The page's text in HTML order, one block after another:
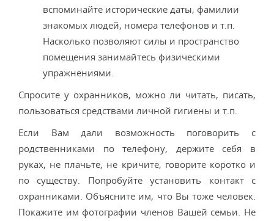
вспоминайте исторические даты, фамилии
знакомых людей, номера телефонов и т.п.
Насколько позволяют силы и пространство
помещения занимайтесь физическими
упражнениями.
Спросите у охранников, можно ли читать, писать,
пользоваться средствами личной гигиены и т.п.
Если Вам дали возможность поговорить с
родственниками по телефону, держите себя в
руках, не плачьте, не кричите, говорите коротко и
по существу. Попробуйте установить контакт с
охранниками. Объясните им, что Вы тоже человек.
Покажите им фотографии членов Вашей семьи. Не